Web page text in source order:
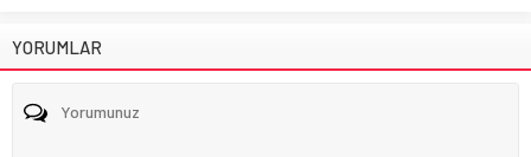
YORUMLAR